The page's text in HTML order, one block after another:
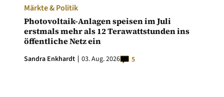
Märkte & Politik
Photovoltaik-Anlagen speisen im Juli
erstmals mehr als 12 Terawattstunden ins
öffentliche Netz ein
Sandra Enkhardt 03. Aug. 2026 5